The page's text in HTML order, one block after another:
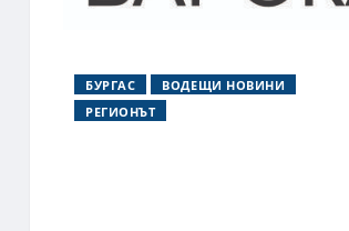
БУРГАС
ВОДЕЩИ НОВИНИ
РЕГИОНЪТ